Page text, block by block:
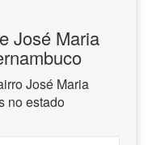
José Maria
José Maria
no estado